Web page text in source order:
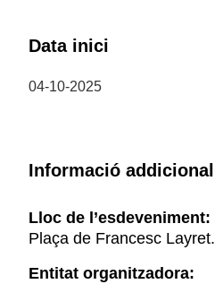
Data inici
04-10-2025
Informació addicional
Lloc de l’esdeveniment:
Plaça de Francesc Layret.
Entitat organitzadora: